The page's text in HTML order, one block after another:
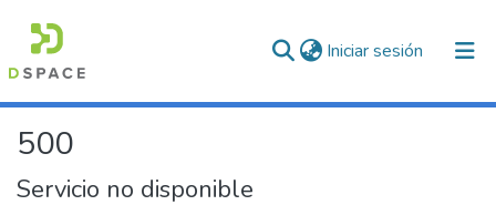
Iniciar sesión (current)
500
Servicio no disponible